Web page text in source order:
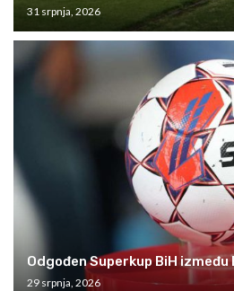
31 srpnja, 2026
Odgođen Superkup BiH
29 srpnja, 2026